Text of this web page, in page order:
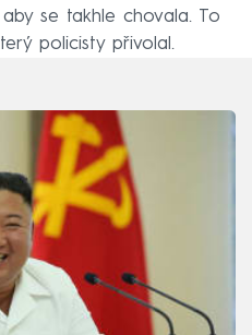
se takhle chovala. To
policisty přivolal.